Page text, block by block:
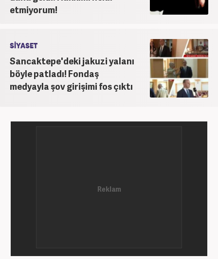
röportaja imza atarak galeri ve video hazırladı.
Bahadır Alemdar, meslek hayatına Haber7.com'da
etmiyorum!
SİYASET
Sancaktepe'deki jakuzi yalanı
böyle patladı! Fondaş
medyayla şov girişimi fos çıktı